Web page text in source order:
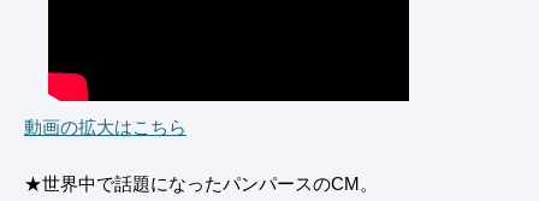
動画の拡大はこちら
★世界中で話題になったパンパースのCM。